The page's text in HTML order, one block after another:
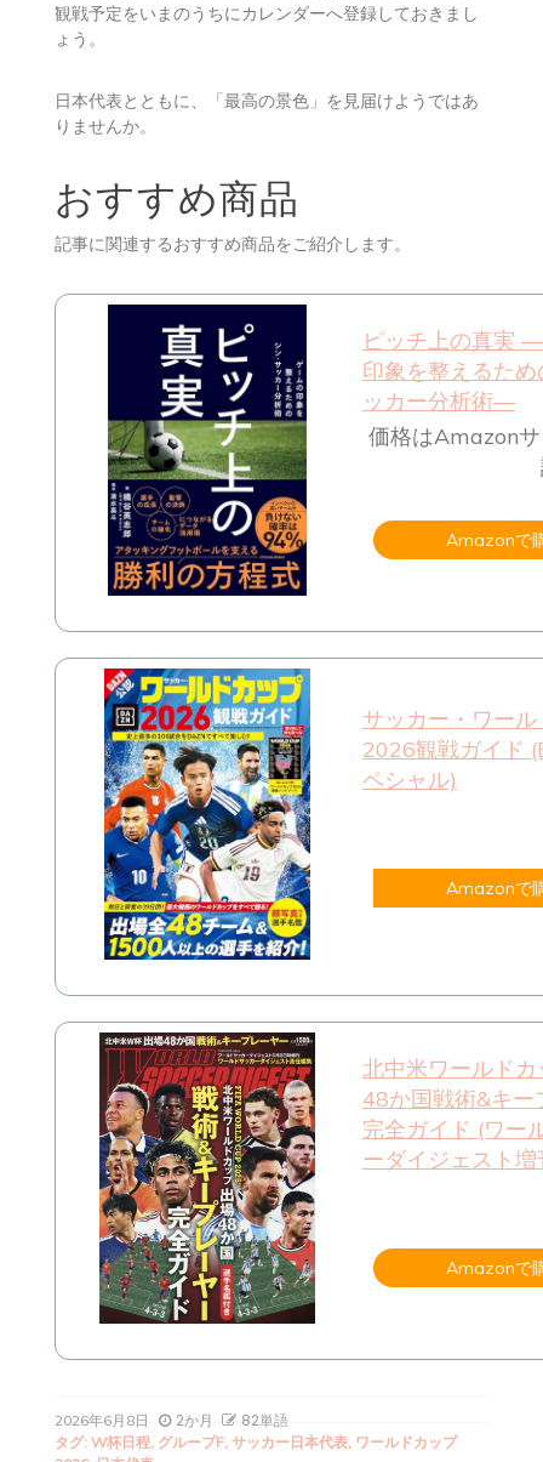
観戦予定をいまのうちにカレンダーへ登録しておきまし
ょう。
日本代表とともに、「最高の景色」を見届けようではあ
りませんか。
おすすめ商品
記事に関連するおすすめ商品をご紹介します。
ピッチ上の真実
印象を整えるた
ッカー分析術―
価格はAmazon
Amazonで
サッカー・ワー
2026観戦ガイド
ペシャル)
Amazonで
北中米ワールド
48か国戦術&キー
完全ガイド (ワー
ーダイジェスト増
Amazonで
2026年6月8日 2か月 82単語
タグ: W杯日程, グループF, サッカー日本代表, ワールドカップ